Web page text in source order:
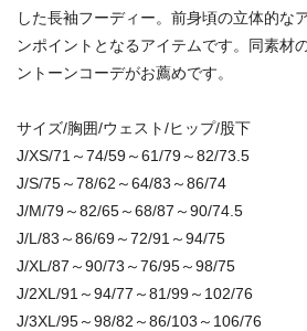
した長袖フーディー。前身頃の立体的な
ンポイントとなるアイテムです。同素材
ントーンコーデがお薦めです。
サイズ/胸囲/ウェスト/ヒップ/股下
J/XS/71～74/59～61/79～82/73.5
J/S/75～78/62～64/83～86/74
J/M/79～82/65～68/87～90/74.5
J/L/83～86/69～72/91～94/75
J/XL/87～90/73～76/95～98/75
J/2XL/91～94/77～81/99～102/76
J/3XL/95～98/82～86/103～106/76